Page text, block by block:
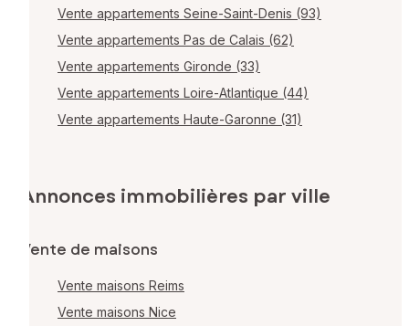
Vente appartements Seine-Saint-Denis (93)
Vente appartements Pas de Calais (62)
Vente appartements Gironde (33)
Vente appartements Loire-Atlantique (44)
Vente appartements Haute-Garonne (31)
Annonces immobilières par ville
Vente de maisons
Vente maisons Reims
Vente maisons Nice